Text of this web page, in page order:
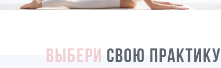
ВЫБЕРИ СВОЮ ПРАКТИКУ